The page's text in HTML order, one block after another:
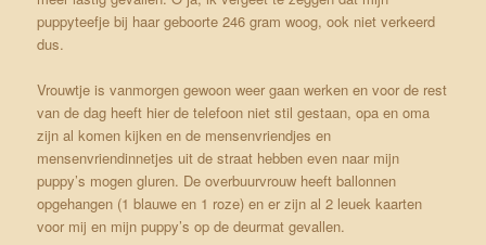
puppyteefje bij haar geboorte 246 gram woog, ook niet verkeerd
dus.
Vrouwtje is vanmorgen gewoon weer gaan werken en voor de rest
van de dag heeft hier de telefoon niet stil gestaan, opa en oma
zijn al komen kijken en de mensenvriendjes en
mensenvriendinnetjes uit de straat hebben even naar mijn
puppy’s mogen gluren. De overbuurvrouw heeft ballonnen
opgehangen (1 blauwe en 1 roze) en er zijn al 2 leuek kaarten
voor mij en mijn puppy’s op de deurmat gevallen.